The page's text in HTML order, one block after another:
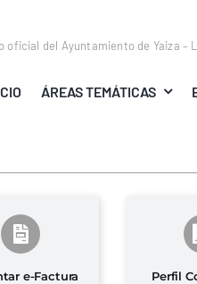
oficial del Ayuntamiento de Yaiza –
ÁREAS TEMÁTICAS
e-Factura Perfil